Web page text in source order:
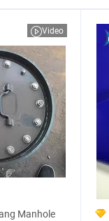
Video
Manhole